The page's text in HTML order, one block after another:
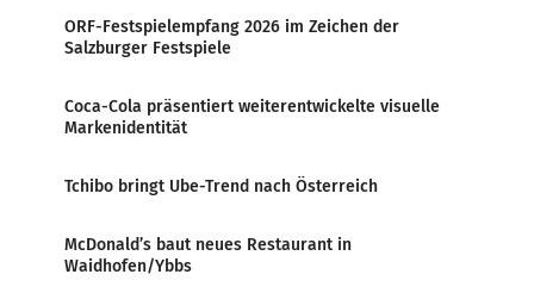
ORF-Festspielempfang 2026 im Zeichen der
Salzburger Festspiele
Coca-Cola präsentiert weiterentwickelte visuelle
Markenidentität
Tchibo bringt Ube-Trend nach Österreich
McDonald’s baut neues Restaurant in
Waidhofen/Ybbs